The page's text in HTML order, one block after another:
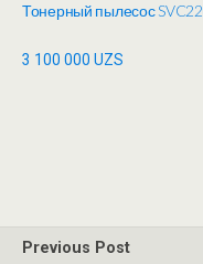
Тонерный пылесос
3 100 000 UZS
Previous Post